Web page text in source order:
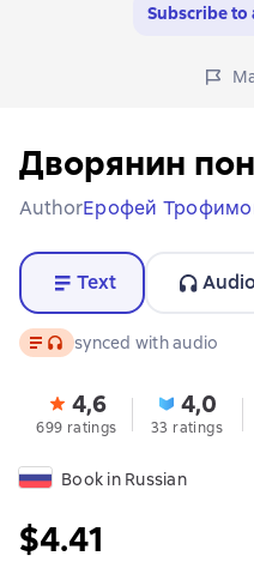
Subscribe to
Дворянин
AuthorЕрофей
Text
Text, audio format available
synced with audio
4,6
699 ratings
4,0
33 ratings
Book in Russian
$4.41